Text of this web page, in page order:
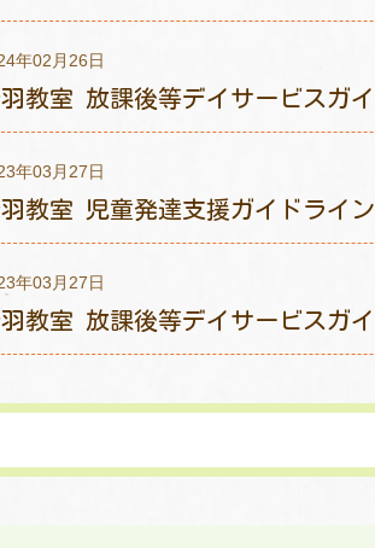
年02月26日
教室 放課後等デイサービスガ
年03月27日
教室 児童発達支援ガイドライン
年03月27日
教室 放課後等デイサービスガ